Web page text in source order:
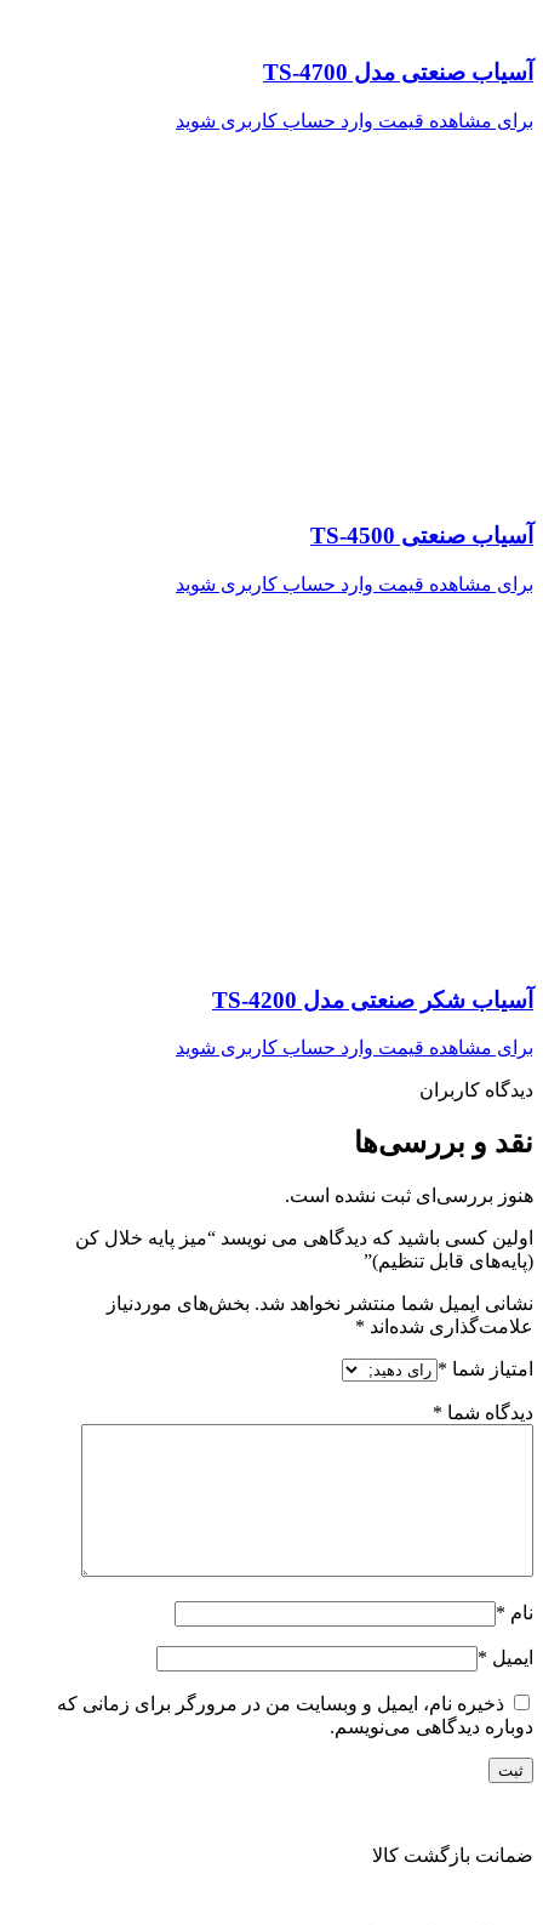
آسیاب صنعتی مدل TS-4700
برای مشاهده قیمت وارد حساب کاربری شوید
آسیاب صنعتی TS-4500
برای مشاهده قیمت وارد حساب کاربری شوید
آسیاب شکر صنعتی مدل TS-4200
برای مشاهده قیمت وارد حساب کاربری شوید
دیدگاه کاربران
نقد و بررسی‌ها
هنوز بررسی‌ای ثبت نشده است.
اولین کسی باشید که دیدگاهی می نویسد “میز پایه خلال کن
(پایه‌های قابل تنظیم)”
نشانی ایمیل شما منتشر نخواهد شد. بخش‌های موردنیاز
علامت‌گذاری شده‌اند *
امتیاز شما *
دیدگاه شما *
نام *
ایمیل *
ذخیره نام، ایمیل و وبسایت من در مرورگر برای زمانی که
دوباره دیدگاهی می‌نویسم.
ضمانت بازگشت کالا